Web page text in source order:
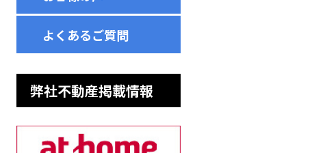
よくあるご質問
弊社不動産掲載情報